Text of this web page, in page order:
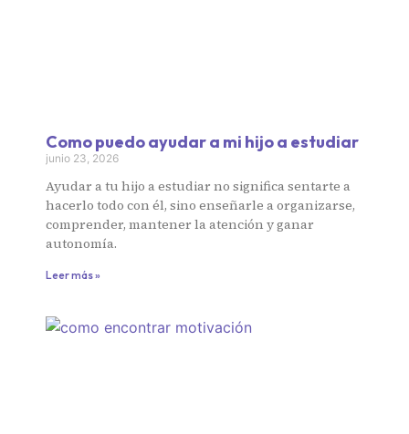
Como puedo ayudar a mi hijo a estudiar
junio 23, 2026
Ayudar a tu hijo a estudiar no significa sentarte a
hacerlo todo con él, sino enseñarle a organizarse,
comprender, mantener la atención y ganar
autonomía.
Leer más »